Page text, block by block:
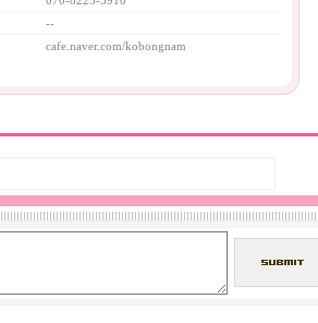
--
cafe.naver.com/kobongnam